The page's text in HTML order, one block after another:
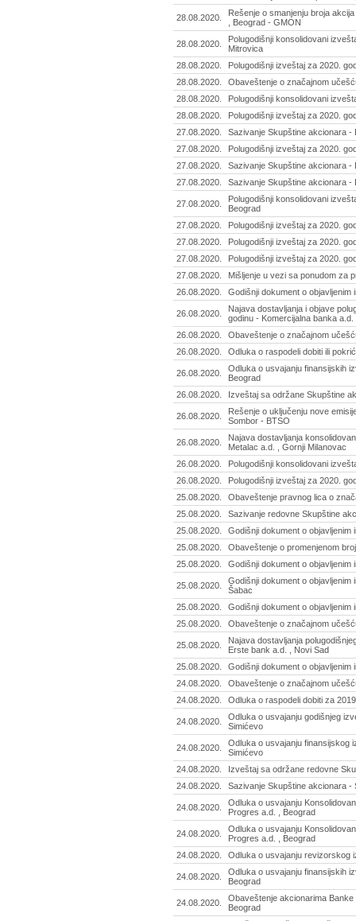
28.08.2020.
Rešenje o smanjenju broja
, Beograd - GMON
28.08.2020.
Polugodišnji konsolidovani
Mitrovica
28.08.2020.
Polugodišnji izveštaj za 2020.
28.08.2020.
Obaveštenje o značajnom
28.08.2020.
Polugodišnji konsolidovani
28.08.2020.
Polugodišnji izveštaj za 2020.
27.08.2020.
Sazivanje Skupštine akcionara
27.08.2020.
Polugodišnji izveštaj za 2020.
27.08.2020.
Sazivanje Skupštine akcionara -
27.08.2020.
Sazivanje Skupštine akcionara -
27.08.2020.
Polugodišnji konsolidovani
Beograd
27.08.2020.
Polugodišnji izveštaj za 2020.
27.08.2020.
Polugodišnji izveštaj za 2020.
27.08.2020.
Polugodišnji izveštaj za 2020.
27.08.2020.
Mišljenje u vezi sa ponudom za
26.08.2020.
Godišnji dokument o objavljenim
26.08.2020.
Najava dostavljanja i objave
godinu - Komercijalna banka a.d.
26.08.2020.
Obaveštenje o značajnom
26.08.2020.
Odluka o raspodeli dobiti ili
26.08.2020.
Odluka o usvajanju finansijskih
Beograd
26.08.2020.
Izveštaj sa održane Skupštine
26.08.2020.
Rešenje o uključenju nove
Sombor - BTSO
26.08.2020.
Najava dostavljanja
Metalac a.d. , Gornji Milanovac
26.08.2020.
Polugodišnji konsolidovani
26.08.2020.
Polugodišnji izveštaj za 2020.
25.08.2020.
Obaveštenje pravnog lica o
25.08.2020.
Sazivanje redovne Skupštine
25.08.2020.
Godišnji dokument o objavljenim
25.08.2020.
Obaveštenje o promenjenom
25.08.2020.
Godišnji dokument o
25.08.2020.
Godišnji dokument o objavljenim
Šabac
25.08.2020.
Godišnji dokument o objavljenim
25.08.2020.
Obaveštenje o značajnom
25.08.2020.
Najava dostavljanja
Erste bank a.d. , Novi Sad
25.08.2020.
Godišnji dokument o objavljenim
24.08.2020.
Obaveštenje o značajnom
24.08.2020.
Odluka o raspodeli dobiti za
24.08.2020.
Odluka o usvajanju godišnjeg
Simićevo
24.08.2020.
Odluka o usvajanju finansijskog
Simićevo
24.08.2020.
Izveštaj sa održane redovne
24.08.2020.
Sazivanje Skupštine akcionara -
24.08.2020.
Odluka o usvajanju
Progres a.d. , Beograd
24.08.2020.
Odluka o usvajanju
Progres a.d. , Beograd
24.08.2020.
Odluka o usvajanju revizorskog
24.08.2020.
Odluka o usvajanju finansijskih
Beograd
24.08.2020.
Obaveštenje akcionarima
Beograd